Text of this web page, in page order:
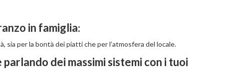
in famiglia:
per la bontà dei piatti che per l’atmosfera del locale.
dei massimi sistemi con i tuoi